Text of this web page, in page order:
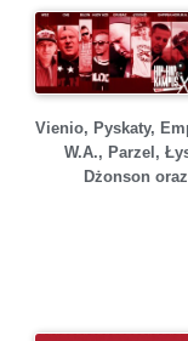
Vienio, Pyskaty,
W.A., Parzel,
Dżonson